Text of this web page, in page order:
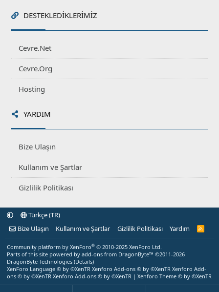
DESTEKLEDIKLERIMIZ
Cevre.Net
Cevre.Org
Hosting
YARDIM
Bize Ulaşın
Kullanım ve Şartlar
Gizlilik Politikası
Türkçe (TR)
Bize Ulaşın
Kullanım ve Şartlar Gizlilik Politikası Yardım
R
Community platform by XenForo® © 2010-2025 XenForo Ltd.
Parts of this site powered by add-ons from DragonByte™ ©2011-2026
DragonByte Technologies (Details)
XenForo Language © by ©XenTR Xenforo Add-ons © by ©XenTR Xenforo Add-
ons © by ©XenTR Xenforo Add-ons © by ©XenTR | Xenforo Theme © by ©XenTR